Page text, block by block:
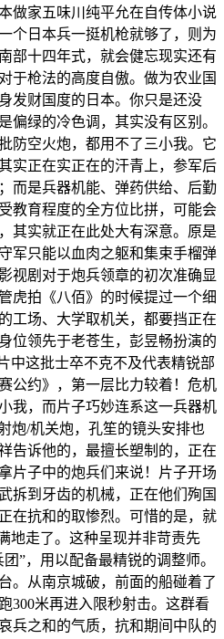
做家五味川纯平允在自传体小说
个日本兵一挺机枪就够了，则为
十四年式，就会健忘现实还有
于枪法的高度自傲。做为农业国
发财国度的日本。你只是还没
偏绿的冷色调，其实没有区别。
防空火炮，都用不了三小我。它
实正在实正在的汗青上，参军后
而是兵器机能、弹药供给、后勤
教育程度的全方位比拼，可能会
其实就正在此处大有深意。原是
军只能以血肉之躯和集束手榴弹
视剧对于炮兵领章的初次准确显
虎拍《八佰》的时候提过一个细
工场、大学取机关，都要挡正在
领先于老苍生，彭昱畅扮演的
中这批士卒不克不及代表精锐部
公约》，第一层比力较着！危机
我，而片子巧妙连系这一兵器机
炮/机关炮，孔笙的镜头安排也
告诉他的，最擅长塑制的，正在
片子中的炮兵们来说！片子开场
拆到牙齿的机械，正在他们殉国
在抗和的取惨烈。可惜的是，就
地走了。这种呈现并非苛责先
”，用以配备最精锐的调整师。
。从南京城破，前面的船碰着了
300米再进入限秒射击。这群看
兵之和的气质，抗和期间中队的